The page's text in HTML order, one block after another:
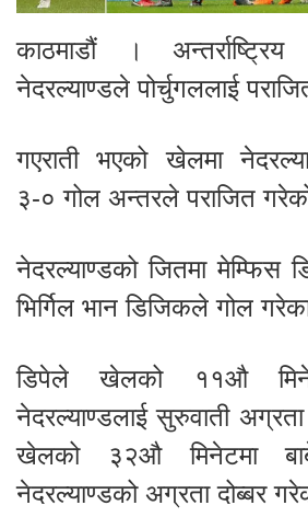
काठमाडौं ।
नेदरल्याण्डले पोर्चुगललाई
गएराती भएको खेलमा
३-० गोल अन्तरले पराजित
नेदरल्याण्डको जितमा मेम्फिस
भिर्गिल भान डिजिकले गोल
डिपेले खेलको ११औ
नेदरल्याण्डलाई सुरुवाती
खेलको ३२औ मिनेटमा
नेदरल्याण्डको अग्रता दोब्बर